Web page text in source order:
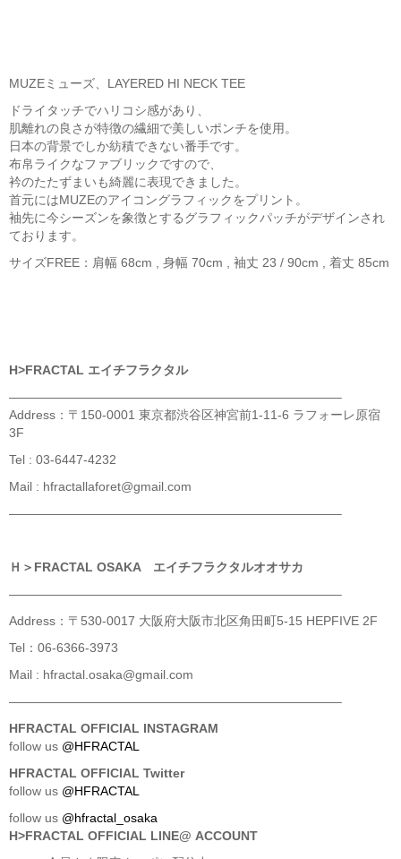
MUZEミューズ、LAYERED HI NECK TEE
ドライタッチでハリコシ感があり、
肌離れの良さが特徴の繊細で美しいポンチを使用。
日本の背景でしか紡積できない番手です。
布帛ライクなファブリックですので、
衿のたたずまいも綺麗に表現できました。
首元にはMUZEのアイコングラフィックをプリント。
袖先に今シーズンを象徴とするグラフィックパッチがデザインされ
ております。
サイズFREE：肩幅 68cm , 身幅 70cm , 袖丈 23 / 90cm , 着丈 85cm
H>FRACTAL エイチフラクタル
——————————————————————————–
Address：〒150-0001 東京都渋谷区神宮前1-11-6 ラフォーレ原宿
3F
Tel : 03-6447-4232
Mail : hfractallaforet@gmail.com
——————————————————————————–
Ｈ＞FRACTAL OSAKA エイチフラクタルオオサカ
——————————————————————————–
Address：〒530-0017 大阪府大阪市北区角田町5-15 HEPFIVE 2F
Tel：06-6366-3973
Mail : hfractal.osaka@gmail.com
——————————————————————————–
HFRACTAL OFFICIAL INSTAGRAM
follow us @HFRACTAL
HFRACTAL OFFICIAL Twitter
follow us @HFRACTAL
follow us @hfractal_osaka
H>FRACTAL OFFICIAL LINE@ ACCOUNT